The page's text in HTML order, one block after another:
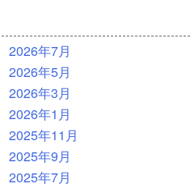
2026年7月
2026年5月
2026年3月
2026年1月
2025年11月
2025年9月
2025年7月